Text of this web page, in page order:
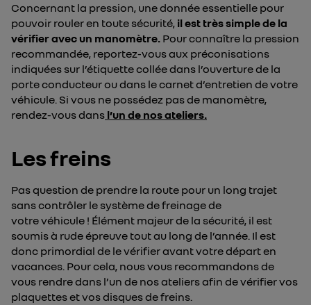
Concernant la pression, une donnée essentielle pour
pouvoir rouler en toute sécurité, il est très simple de la
vérifier avec un manomètre. Pour connaître la pression
recommandée, reportez-vous aux préconisations
indiquées sur l’étiquette collée dans l’ouverture de la
porte conducteur ou dans le carnet d’entretien de votre
véhicule. Si vous ne possédez pas de manomètre,
rendez-vous dans l’un de nos ateliers.
Les freins
Pas question de prendre la route pour un long trajet
sans contrôler le système de freinage de
votre véhicule ! Élément majeur de la sécurité, il est
soumis à rude épreuve tout au long de l’année. Il est
donc primordial de le vérifier avant votre départ en
vacances. Pour cela, nous vous recommandons de
vous rendre dans l’un de nos ateliers afin de vérifier vos
plaquettes et vos disques de freins.